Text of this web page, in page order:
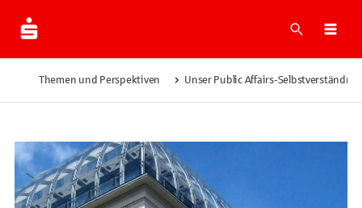
Suche
Themen und Perspektiven Unser Public Affairs-Selbstverständnis